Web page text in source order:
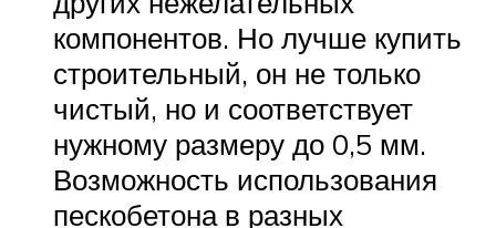
компонентов. Но лучше купить
строительный, он не только
чистый, но и соответствует
нужному размеру до 0,5 мм.
Возможность использования
пескобетона в разных